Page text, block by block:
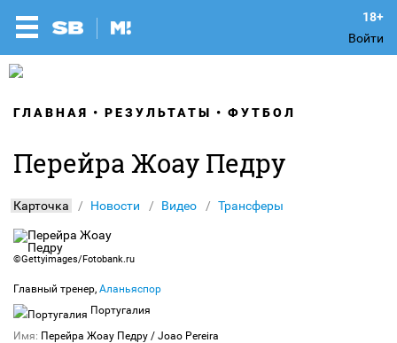
Войти
ГЛАВНАЯ РЕЗУЛЬТАТЫ ФУТБОЛ
Перейра Жоау Педру
Карточка Новости Видео Трансферы
©Gettyimages/Fotobank.ru
Главный тренер, Аланьяспор
Португалия
Имя: Перейра Жоау Педру / Joao Pereira